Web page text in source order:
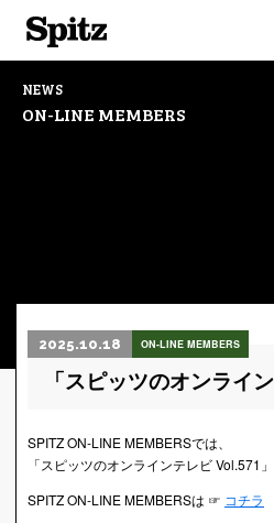
NEWS
ON-LINE MEMBERS
2025.10.18 ON-LINE MEMBERS
「スピッツのオンライ
SPITZ ON-LINE MEMBERSでは、
「スピッツのオンラインテレビ Vol.571
SPITZ ON-LINE MEMBERSは ☞ コチラ